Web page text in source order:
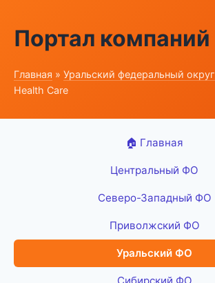
Портал компаний
Главная » Уральский федеральный округ
Health Care
🏠 Главная
Центральный ФО
Северо-Западный ФО
Приволжский ФО
Уральский ФО